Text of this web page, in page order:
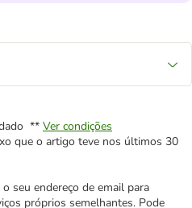
** Ver condições
que o artigo teve nos últimos 30
seu endereço de email para
próprios semelhantes. Pode